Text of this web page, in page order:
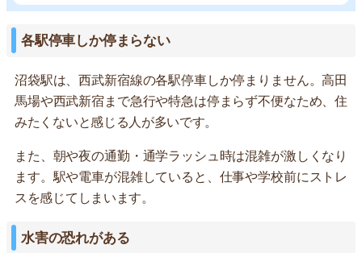
各駅停車しか停まらない
沼袋駅は、西武新宿線の各駅停車しか停まりません。高田
馬場や西武新宿まで急行や特急は停まらず不便なため、住
みたくないと感じる人が多いです。
また、朝や夜の通勤・通学ラッシュ時は混雑が激しくなり
ます。駅や電車が混雑していると、仕事や学校前にストレ
スを感じてしまいます。
水害の恐れがある